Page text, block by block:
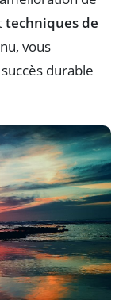
techniques de
vous
durable